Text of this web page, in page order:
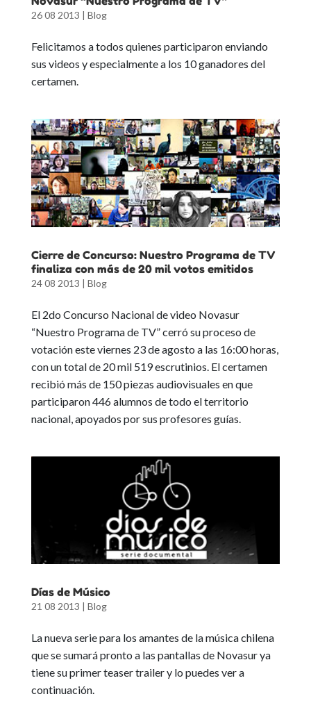
26 08 2013 | Blog
Felicitamos a todos quienes participaron enviando
sus videos y especialmente a los 10 ganadores del
certamen.
Cierre de Concurso: Nuestro Programa de TV
finaliza con más de 20 mil votos emitidos
24 08 2013 | Blog
El 2do Concurso Nacional de video Novasur
“Nuestro Programa de TV” cerró su proceso de
votación este viernes 23 de agosto a las 16:00 horas,
con un total de 20 mil 519 escrutinios. El certamen
recibió más de 150 piezas audiovisuales en que
participaron 446 alumnos de todo el territorio
nacional, apoyados por sus profesores guías.
Días de Músico
21 08 2013 | Blog
La nueva serie para los amantes de la música chilena
que se sumará pronto a las pantallas de Novasur ya
tiene su primer teaser trailer y lo puedes ver a
continuación.